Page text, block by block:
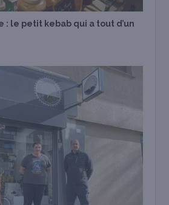
: le petit kebab qui a tout d’un